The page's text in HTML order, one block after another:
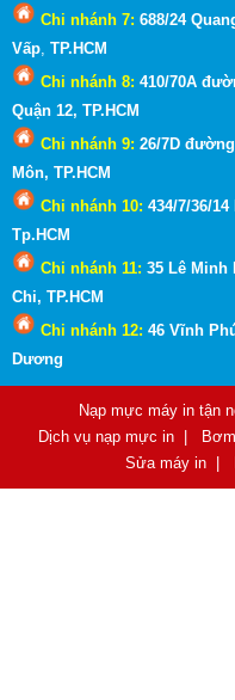
Chi nhánh 7: 688/24
Vấp TP.HCM
Chi nhánh 8: 410/70A
Quận 12, TP.HCM
Chi nhánh 9: 26/7D
Môn, TP.HCM
Chi nhánh 10: 434/7/36/
Tp.HCM
Chi nhánh 11: 35 Lê Minh
Chi, TP.HCM
Chi nhánh 12: 46 Vĩnh
Dương
Nạp mực máy in tận
Dịch vụ nạp mực in|
Sửa máy in|